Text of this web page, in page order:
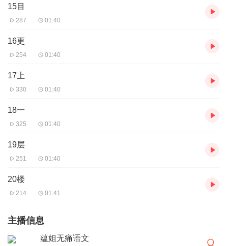
15目
287 01:40
16更
254 01:40
17上
330 01:40
18一
325 01:40
19层
251 01:40
20楼
214 01:41
主播信息
蕴姐无痛语文